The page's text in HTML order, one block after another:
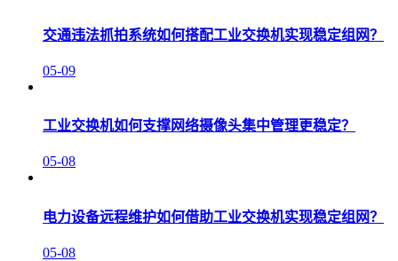
交通违法抓拍系统如何搭配工业交换机实现稳定组网？
05-09
工业交换机如何支撑网络摄像头集中管理更稳定？
05-08
电力设备远程维护如何借助工业交换机实现稳定组网？
05-08